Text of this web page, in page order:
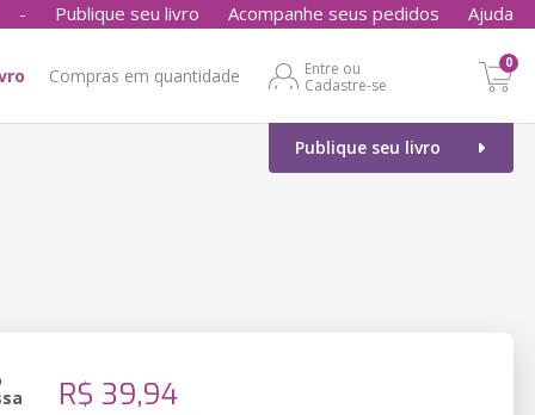
- Publique seu livro Acompanhe seus pedidos Ajuda
Compras em quantidade
Entre ou
Cadastre-se
0
Publique seu livro
R$ 39,94